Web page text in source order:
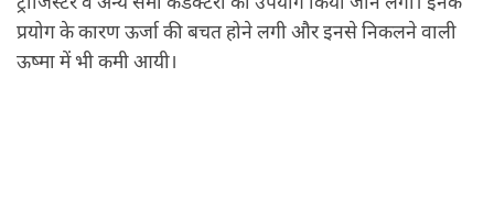
प्रयोग के कारण ऊर्जा की बचत होने लगी और इनसे निकलने वाली
ऊष्‍मा में भी कमी आयी।